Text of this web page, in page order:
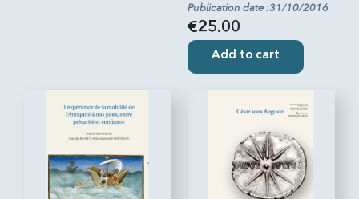
Publication date :31/10/2016
€25.00
Add to cart